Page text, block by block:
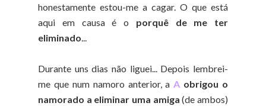
honestamente estou-me a cagar. O que está
aqui em causa é o porquê de me ter
eliminado...
Durante uns dias não liguei... Depois lembrei-
me que num namoro anterior, aA obrigou o
namorado a eliminar uma amiga (de ambos)